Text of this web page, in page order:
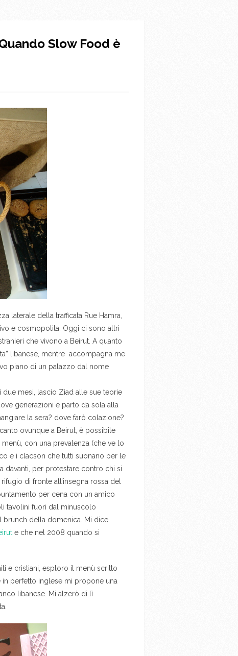
Slow Food è
laterale della trafficata Rue Hamra,
e cosmopolita. Oggi ci sono altri
che vivono a Beirut. A quanto
libanese, mentre accompagna me
piano di un palazzo dal nome
mesi, lascio Ziad alle sue teorie
generazioni e parto da sola alla
la sera? dove farò colazione?
ovunque a Beirut, è possibile
con una prevalenza (che ve lo
e i clacson che tutti suonano per le
davanti, per protestare contro chi si
di fronte all’insegna rossa del
per cena con un amico
tavolini fuori dal minuscolo
brunch della domenica. Mi dice
e che nel 2008 quando si
e cristiani, esploro il menù scritto
perfetto inglese mi propone una
libanese. Mi alzerò di lì